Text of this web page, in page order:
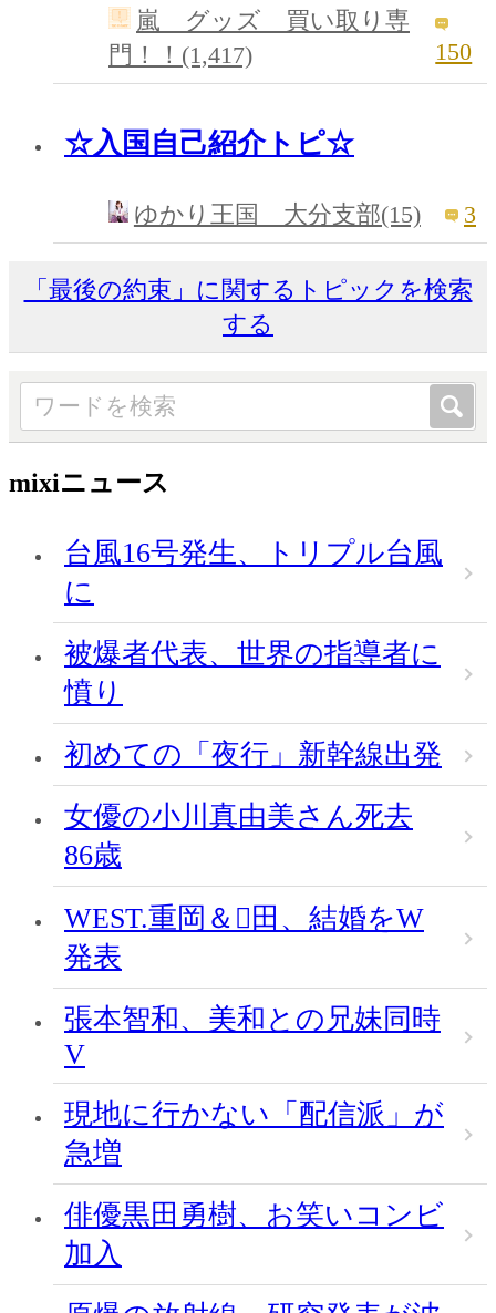
嵐 グッズ 買い取り専
門！！(1,417)
150
☆入国自己紹介トピ☆
ゆかり王国 大分支部(15) 3
「最後の約束」に関するトピックを検索
する
mixiニュース
台風16号発生、トリプル台風
に
被爆者代表、世界の指導者に
憤り
初めての「夜行」新幹線出発
女優の小川真由美さん死去
86歳
WEST.重岡＆田、結婚をW
発表
張本智和、美和との兄妹同時
V
現地に行かない「配信派」が
急増
俳優黒田勇樹、お笑いコンビ
加入